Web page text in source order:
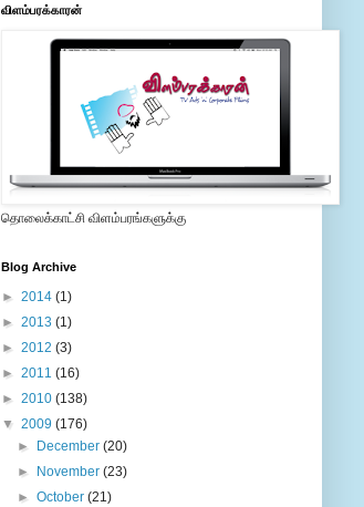
விளம்பரக்காரன்
தொலைக்காட்சி விளம்பரங்களுக்கு
Blog Archive
► 2014 (1)
► 2013 (1)
► 2012 (3)
► 2011 (16)
► 2010 (138)
▼ 2009 (176)
►
December(20)
►
November(23)
►October(21)